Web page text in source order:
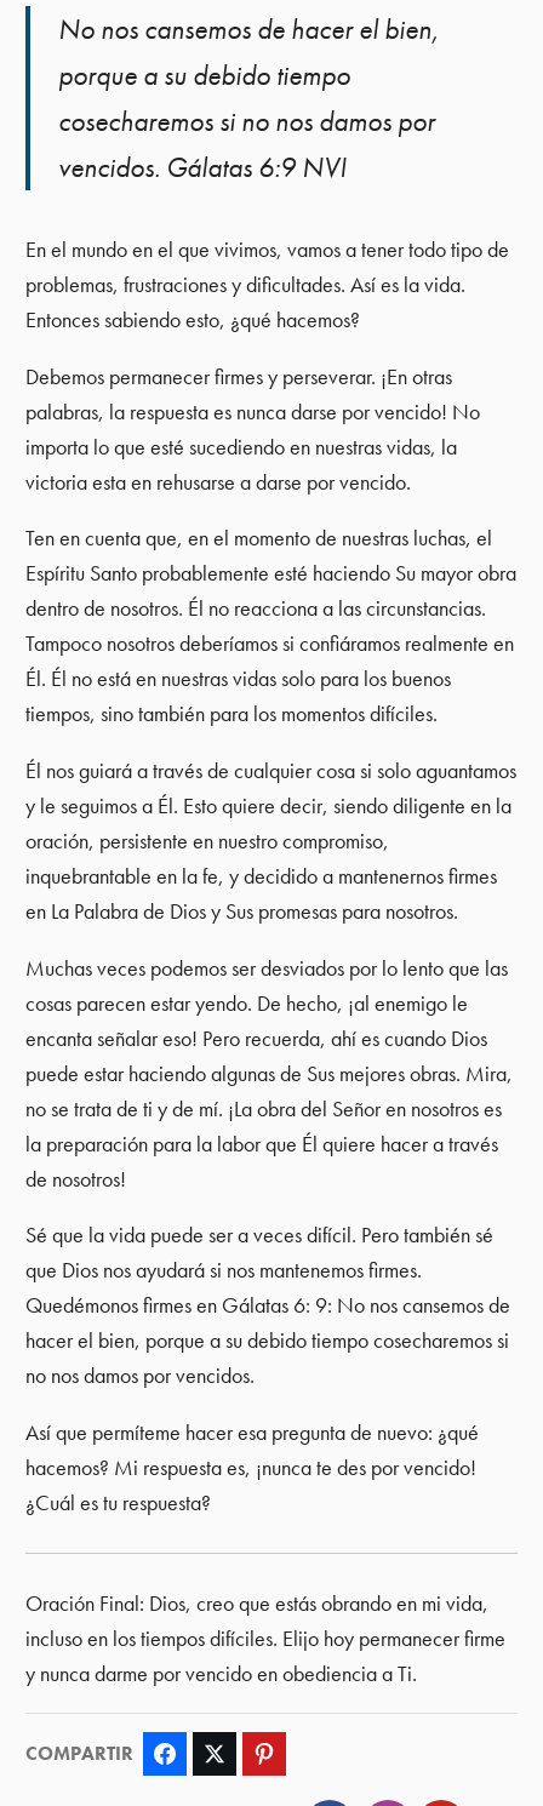
No nos cansemos de hacer el bien,
porque a su debido tiempo
cosecharemos si no nos damos por
vencidos. Gálatas 6:9 NVI
En el mundo en el que vivimos, vamos a tener todo tipo de
problemas, frustraciones y dificultades. Así es la vida.
Entonces sabiendo esto, ¿qué hacemos?
Debemos permanecer firmes y perseverar. ¡En otras
palabras, la respuesta es nunca darse por vencido! No
importa lo que esté sucediendo en nuestras vidas, la
victoria esta en rehusarse a darse por vencido.
Ten en cuenta que, en el momento de nuestras luchas, el
Espíritu Santo probablemente esté haciendo Su mayor obra
dentro de nosotros. Él no reacciona a las circunstancias.
Tampoco nosotros deberíamos si confiáramos realmente en
Él. Él no está en nuestras vidas solo para los buenos
tiempos, sino también para los momentos difíciles.
Él nos guiará a través de cualquier cosa si solo aguantamos
y le seguimos a Él. Esto quiere decir, siendo diligente en la
oración, persistente en nuestro compromiso,
inquebrantable en la fe, y decidido a mantenernos firmes
en La Palabra de Dios y Sus promesas para nosotros.
Muchas veces podemos ser desviados por lo lento que las
cosas parecen estar yendo. De hecho, ¡al enemigo le
encanta señalar eso! Pero recuerda, ahí es cuando Dios
puede estar haciendo algunas de Sus mejores obras. Mira,
no se trata de ti y de mí. ¡La obra del Señor en nosotros es
la preparación para la labor que Él quiere hacer a través
de nosotros!
Sé que la vida puede ser a veces difícil. Pero también sé
que Dios nos ayudará si nos mantenemos firmes.
Quedémonos firmes en Gálatas 6: 9: No nos cansemos de
hacer el bien, porque a su debido tiempo cosecharemos si
no nos damos por vencidos.
Así que permíteme hacer esa pregunta de nuevo: ¿qué
hacemos? Mi respuesta es, ¡nunca te des por vencido!
¿Cuál es tu respuesta?
Oración Final: Dios, creo que estás obrando en mi vida,
incluso en los tiempos difíciles. Elijo hoy permanecer firme
y nunca darme por vencido en obediencia a Ti.
COMPARTIR Facebook Twitter